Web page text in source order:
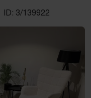
ID: 3/139922